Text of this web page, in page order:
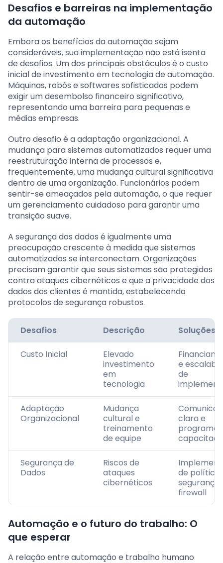
Desafios e barreiras na implementação
da automação
Embora os benefícios da automação sejam
consideráveis, sua implementação não está isenta
de desafios. Um dos principais obstáculos é o custo
inicial de investimento em tecnologia de automação.
Máquinas, robôs e softwares sofisticados podem
exigir um desembolso financeiro significativo,
representando uma barreira para pequenas e
médias empresas.
Outro desafio é a adaptação organizacional. A
mudança para sistemas automatizados requer uma
reestruturação interna de processos e,
frequentemente, uma mudança cultural significativa
dentro de uma organização. Funcionários podem
sentir-se ameaçados pela automação, o que requer
um gerenciamento cuidadoso para garantir uma
transição suave.
A segurança dos dados é igualmente uma
preocupação crescente à medida que sistemas
automatizados se interconectam. Organizações
precisam garantir que seus sistemas são protegidos
contra ataques cibernéticos e que a privacidade dos
dados dos clientes é mantida, estabelecendo
protocolos de segurança robustos.
Desafios Descrição Soluções
Custo Inicial
Elevado
investimento
em
tecnologia
e
de
Adaptação
Organizacional
Mudança
cultural e
treinamento
de equipe
clara e
Segurança de
Dados
Riscos de
ataques
cibernéticos
de
segurança
firewall
Automação e o futuro do trabalho: O
que esperar
A relação entre automação e trabalho humano